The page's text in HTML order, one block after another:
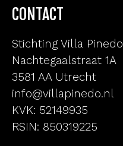
CONTACT
Stichting Villa Pinedo
Nachtegaalstraat 1A
3581 AA Utrecht
info@villapinedo.nl
KVK: 52149935
RSIN: 850319225